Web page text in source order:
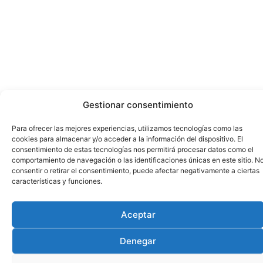
Gestionar consentimiento
Para ofrecer las mejores experiencias, utilizamos tecnologías como las
cookies para almacenar y/o acceder a la información del dispositivo. El
consentimiento de estas tecnologías nos permitirá procesar datos como el
comportamiento de navegación o las identificaciones únicas en este sitio.
consentir o retirar el consentimiento, puede afectar negativamente a ciertas
características y funciones.
Aceptar
Denegar